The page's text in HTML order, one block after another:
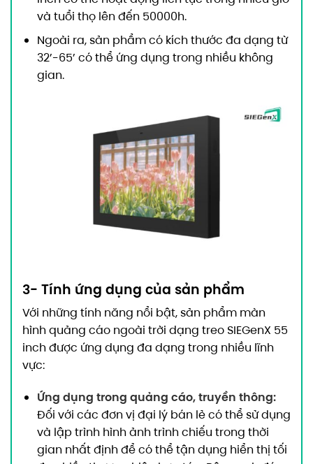
và tuổi thọ lên đến 50000h.
Ngoài ra, sản phẩm có kích thước đa dạng từ
32’-65’ có thể ứng dụng trong nhiều không
gian.
3- Tính ứng dụng của sản phẩm
Với những tính năng nổi bật, sản phẩm màn
hình quảng cáo ngoài trời dạng treo SIEGenX 55
inch được ứng dụng đa dạng trong nhiều lĩnh
vực:
Ứng dụng trong quảng cáo, truyền thông:
Đối với các đơn vị đại lý bán lẻ có thể sử dụng
và lập trình hình ảnh trình chiếu trong thời
gian nhất định để có thể tận dụng hiển thị tối